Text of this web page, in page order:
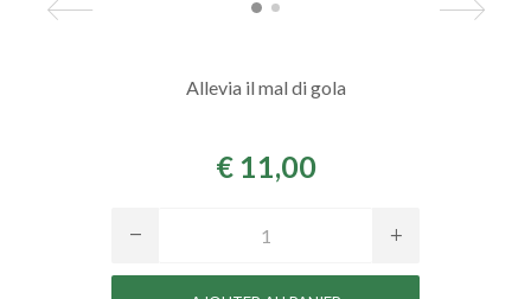
Allevia il mal di gola
€ 11,00